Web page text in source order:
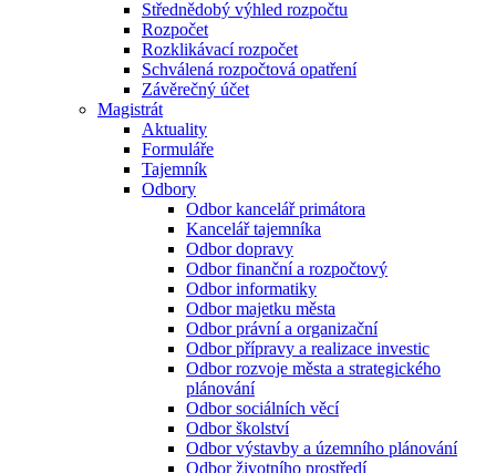
Střednědobý výhled rozpočtu
Rozpočet
Rozklikávací rozpočet
Schválená rozpočtová opatření
Závěrečný účet
Magistrát
Aktuality
Formuláře
Tajemník
Odbory
Odbor kancelář primátora
Kancelář tajemníka
Odbor dopravy
Odbor finanční a rozpočtový
Odbor informatiky
Odbor majetku města
Odbor právní a organizační
Odbor přípravy a realizace investic
Odbor rozvoje města a strategického
plánování
Odbor sociálních věcí
Odbor školství
Odbor výstavby a územního plánování
Odbor životního prostředí